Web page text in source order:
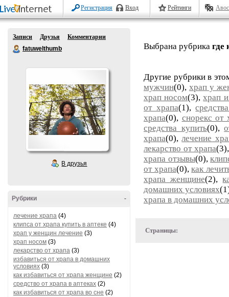
Регистрация Вход Рейтинги
Записи Друзья
Комментарии
fatuwelthumb
В друзья
-
Рубрики
лечение храпа (4)
клипса от храпа купить в аптеке (4)
храп у женщин лечение (3)
храп носом (3)
лекарство от храпа (3)
избавиться от храпа в домашних
условиях (3)
как избавиться от храпа женщине (2)
средство от храпа в аптеках (2)
как избавиться от храпа во сне (2)
Выбрана рубрика где
Другие рубрики в
мужчин(0),храп у
храп носом(3),храп
от храпа(1),
храпа(0), снорекс от
средства купить(0),
храпа(0),лечение
лекарство от храпа
храпа отзывы(0),
от храпа(0),как
храпа женщине(2),
домашних условиях
храпа в домашних
Страницы: